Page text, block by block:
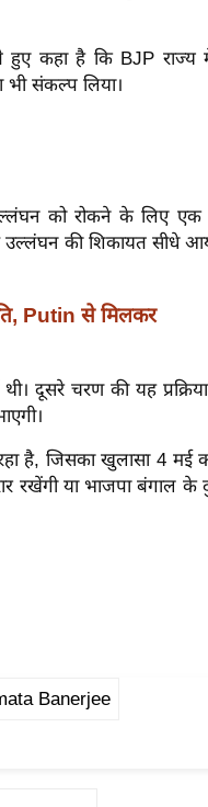
हुए कहा है कि BJP राज्य
भी संकल्प लिया।
को रोकने के लिए एक
उल्लंघन की शिकायत सीधे
Putin से मिलकर
दूसरे चरण की यह प्रक्रिया
है, जिसका खुलासा 4 मई
रखेंगी या भाजपा बंगाल के
Banerjee